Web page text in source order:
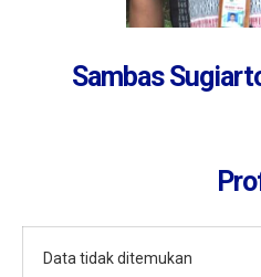
Sambas
Data tidak ditemukan